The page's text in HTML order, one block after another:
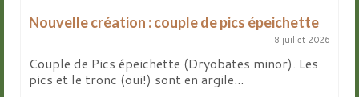
Nouvelle création : couple de pics épeichette
8 juillet 2026
Couple de Pics épeichette (Dryobates minor). Les
pics et le tronc (oui!) sont en argile...